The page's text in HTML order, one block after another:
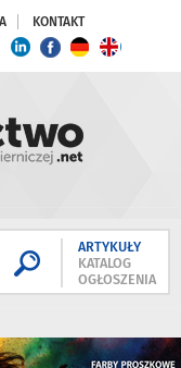
KONTAKT
ARTYKUŁY
KATALOG
OGŁOSZENIA